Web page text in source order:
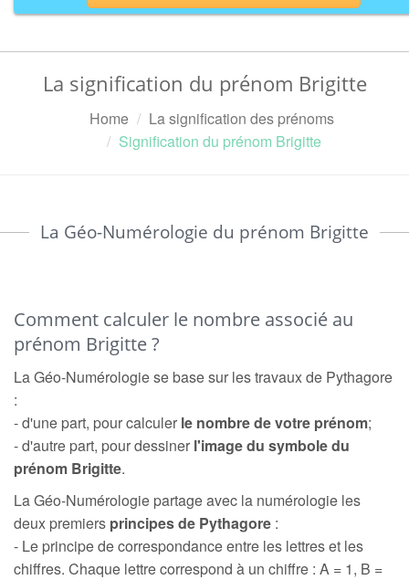
La signification du prénom Brigitte
Home
La signification des prénoms
Signification du prénom Brigitte
La Géo-Numérologie du prénom Brigitte
Comment calculer le nombre associé au
prénom Brigitte ?
La Géo-Numérologie se base sur les travaux de Pythagore
:
- d'une part, pour calculer le nombre de votre prénom;
- d'autre part, pour dessiner l'image du symbole du
prénom Brigitte.
La Géo-Numérologie partage avec la numérologie les
deux premiers principes de Pythagore :
- Le principe de correspondance entre les lettres et les
chiffres. Chaque lettre correspond à un chiffre : A = 1, B =